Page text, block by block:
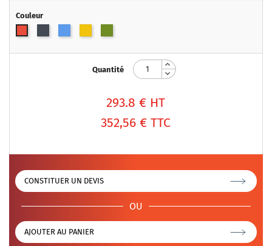
Couleur
olive
Quantité
293.8 € HT
352,56 € TTC
CONSTITUER UN DEVIS
OU
AJOUTER AU PANIER